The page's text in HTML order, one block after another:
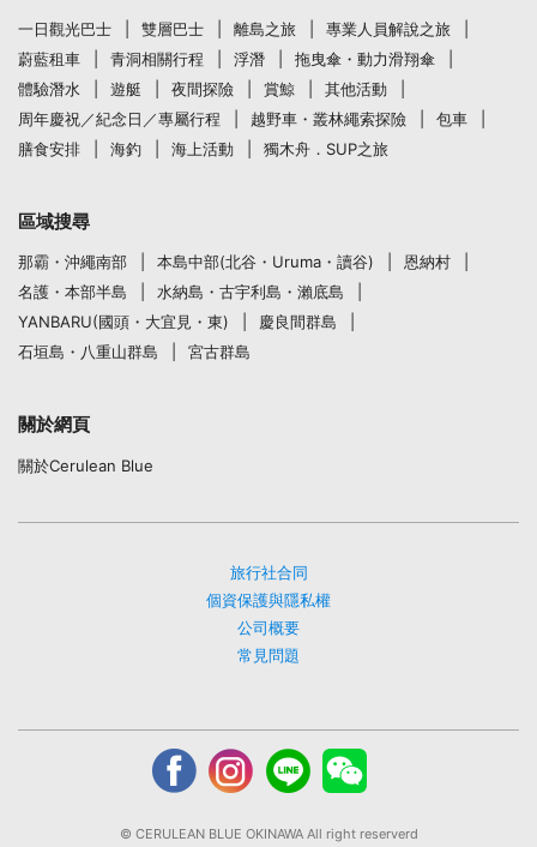
一日觀光巴士 雙層巴士 離島之旅
專業人員解說之旅
蔚藍租車
青洞相關行程 浮潛
拖曳傘・動力滑翔傘
體驗潛水
遊艇 夜間探險 賞鯨
其他活動
周年慶祝／紀念日／專屬行程
越野車・叢林繩索探險
包車
膳食安排
海釣 海上活動 獨木舟．SUP之旅
區域搜尋
那霸・沖繩南部 本島中部(北谷・Uruma・讀谷)
恩納村
名護・本部半島
水納島・古宇利島・瀨底島
YANBARU(國頭・大宜見・東)
慶良間群島
石垣島・八重山群島
宮古群島
關於網頁
關於Cerulean Blue
旅行社合同
個資保護與隱私權
公司概要
常見問題
© CERULEAN BLUE OKINAWA All right reserverd